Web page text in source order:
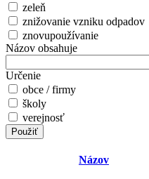
zeleň
znižovanie vzniku odpadov
znovupoužívanie
Názov obsahuje
Určenie
obce / firmy
školy
verejnosť
Názov